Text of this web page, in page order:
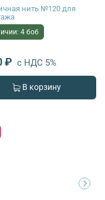
нить №120 для
4 боб
₽ с НДС 5%
В корзину